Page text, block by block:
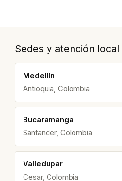
Sedes y atención local
Medellín
Antioquia, Colombia
Bucaramanga
Santander, Colombia
Valledupar
Cesar, Colombia